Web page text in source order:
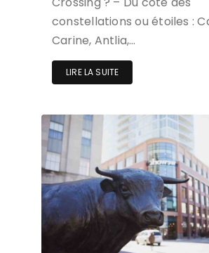
constellations ou étoiles :
Carine, Antlia,…
LIRE LA SUITE